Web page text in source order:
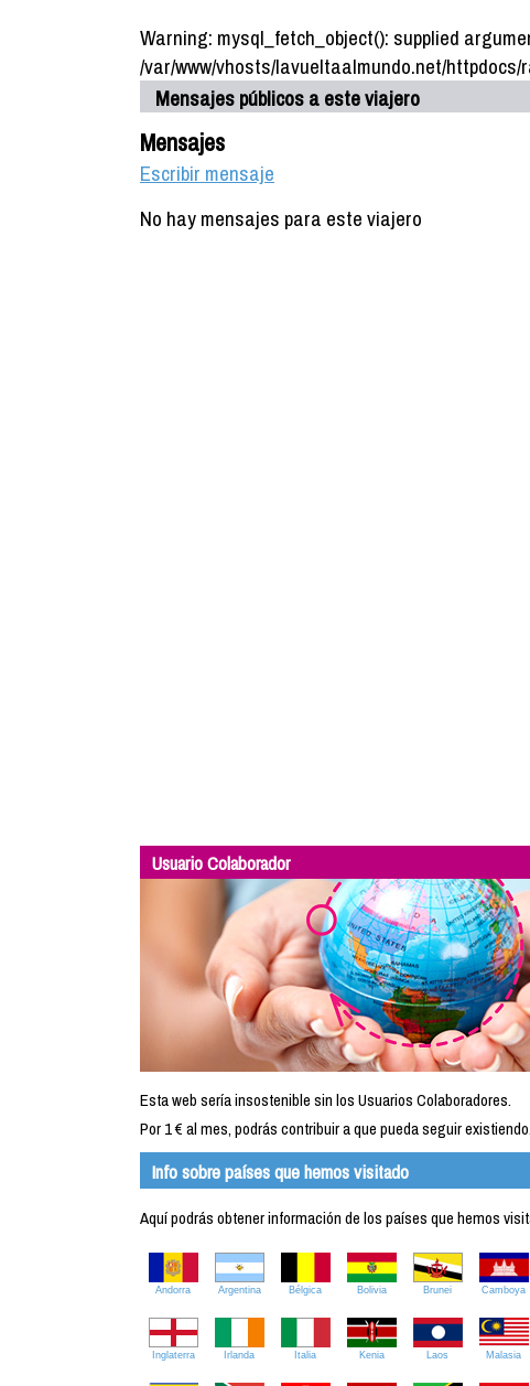
Warning: mysql_fetch_object(): supplied
/var/www/vhosts/lavueltaalmundo.net/
Mensajes públicos a este viajero
Mensajes
Escribir mensaje
No hay mensajes para este viajero
Usuario Colaborador
Esta web sería insostenible sin los Usuarios Colaboradores.
Por 1 € al mes, podrás contribuir a que pueda seguir
Info sobre países que hemos visitado
Aquí podrás obtener información de los países que hemos
Andorra Argentina Bélgica Bolivia Brunei Camboya
Inglaterra Irlanda Italia Kenia Laos Malasia